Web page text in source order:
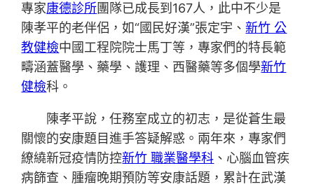
專家康德診所團隊已成長到167人，此中不少是
陳孝平的老伴侶，如“國民好漢”張定宇、新竹 公
教健檢中國工程院院士馬丁等，專家們的特長範
疇涵蓋醫學、藥學、護理、西醫藥等多個學新竹
健檢科。
陳孝平說，任務室成立的初志，是從蒼生最
關懷的安康題目進手答疑解惑。兩年來，專家們
繚繞新冠疫情防控新竹 職業醫學科 、心腦血管疾
病篩查、腫瘤晚期預防等安康話題，累計在武漢